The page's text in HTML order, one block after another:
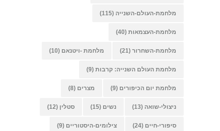
מלחמת-העולם-השנייה (115)
מלחמת-העצמאות (40)
מלחמת-השחרור (21) מלחמת -ויטנאם (10)
מלחמת העולם השנייה: קרבות (9)
מלחמת יום הכיפורים (9) מצרים (8)
ניצולי-שואה (13) נשים (15) סטלין (12)
סיפורי-חיים (24) צילומים-היסטוריים (9)